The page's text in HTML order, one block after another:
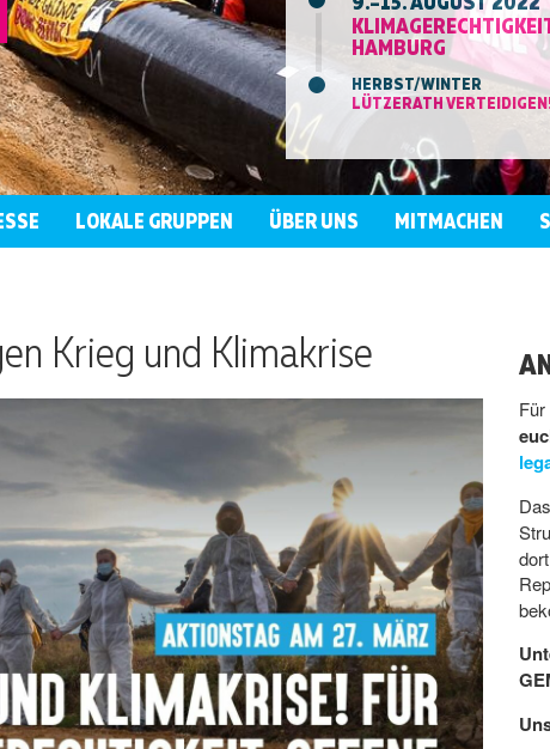
AMBURG
HERBST/WINTER
LÜTZERATH
LOKALE GRUPPEN ÜBER UNS MITMACHEN
Krieg und Klimakrise
Für
Das